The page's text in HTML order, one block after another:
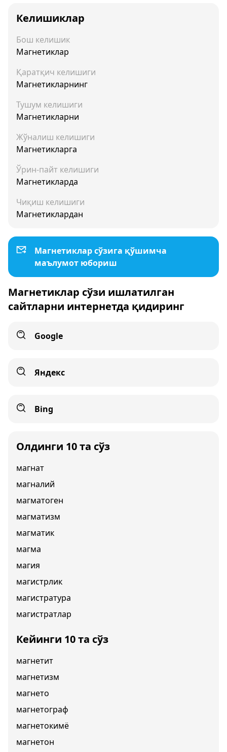
Келишиклар
Бош келишик
Магнетиклар
Қаратқич келишиги
Магнетикларнинг
Тушум келишиги
Магнетикларни
Жўналиш келишиги
Магнетикларга
Ўрин-пайт келишиги
Магнетикларда
Чиқиш келишиги
Магнетиклардан
Магнетиклар сўзига қўшимча
маълумот юбориш
Магнетиклар сўзи ишлатилган
сайтларни интернетда қидиринг
Google
Яндекс
Bing
Олдинги 10 та сўз
магнат
магналий
магматоген
магматизм
магматик
магма
магия
магистрлик
магистратура
магистратлар
Кейинги 10 та сўз
магнетит
магнетизм
магнето
магнетограф
магнетокимё
магнетон